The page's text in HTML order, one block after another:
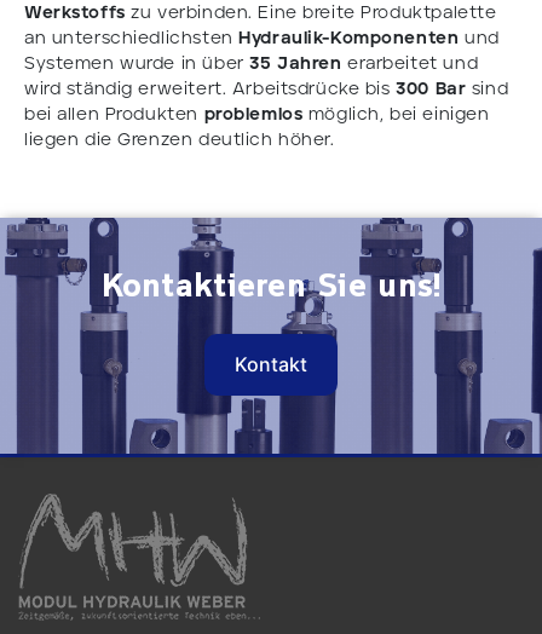
Werkstoffs zu verbinden. Eine breite Produktpalette
an unterschiedlichstenHydraulik-Komponenten und
Systemen wurde in über35 Jahren erarbeitet und
wird ständig erweitert. Arbeitsdrücke bis300 Bar sind
bei allen Produkten problemlos möglich, bei einigen
liegen die Grenzen deutlich höher.
Kontaktieren Sie uns!
Kontakt